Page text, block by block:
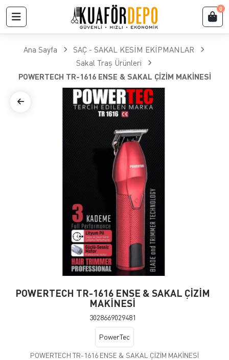
0
Ana Sayfa
SAÇ - SAKAL KESİM EKİPMANLAR
Sakal Traş Ürünleri
POWERTECH TR-1616 ENSE & SAKAL ÇİZİM MAKİNESİ
POWERTECH TR-1616 ENSE & SAKAL ÇİZİM
MAKİNESİ
3028669029481
PowerTec
POWERTECH TR-1616 ENSE & SAKAL ÇİZİM MAKİNESİ